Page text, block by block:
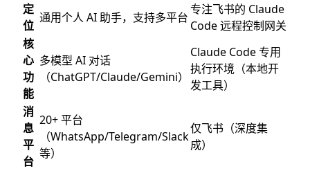
定
位
通用个人 AI 助手，支持多平台
专注飞书的 Claude
Code 远程控制网关
核
心
功
能
多模型 AI 对话
（ChatGPT/Claude/Gemini）
Claude Code 专用
执行环境（本地开
发工具）
消
息
平
台
20+ 平台
（WhatsApp/Telegram/Slack
等）
仅飞书（深度集
成）